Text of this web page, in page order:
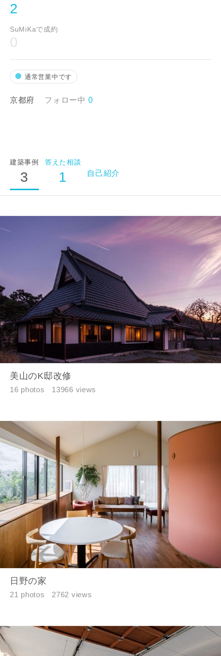
2
SuMiKaで成約
0
通常営業中です
京都府 フォロー中 0
建築事例
3
答えた相談
1 自己紹介
美山のK邸改修
16 photos 13966 views
日野の家
21 photos 2762 views
市区町村
町名
建築予定地
希望の予算
万円〜 万円
完成希望時期
資料請求にあたっての注意事項
当社は，当社の プライバシーポリシー
に則って，いただい
た情報を利用します。
当社はお客様からいただいた個人情報を，お客様が指定され
た専門家へ提供すること、または当社サービスのご案内のた
めに利用します。
当社は、本サービス又は利用契約に関し，お客様に発生した
損害について、債務不履行責任、不法行為責任、その他の法
律上の請求原因の如何を問わず賠償の責任を負わないものと
します。
の間で生じた紛争等について一切責任を負わないものとしま
す。
入力内容を送信する
専門家の都合により、資料の送付が遅くなったり、送付
できない場合があります。あらかじめご了承ください。
閉じる
閉じる
閉じる